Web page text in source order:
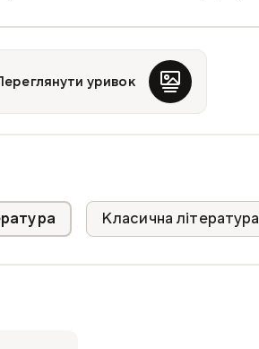
уривок
Класична література